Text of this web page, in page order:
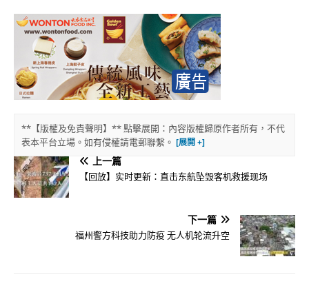
**【版權及免責聲明】** 點擊展開：內容版權歸原作者所有，不代
表本平台立場。如有侵權請電郵聯繫。
上一篇
【回放】实时更新：直击东航坠毁客机救援现场
下一篇
福州警方科技助力防疫 无人机轮流升空